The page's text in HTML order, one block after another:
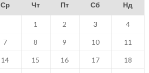
Ср Чт Пт Сб Нд
1 2 3 4
7 8 9 10 11
14 15 16 17 18